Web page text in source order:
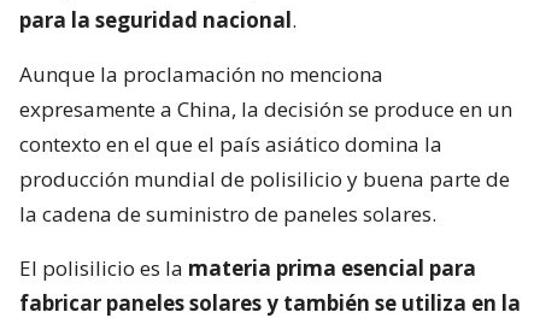
para la seguridad nacional.
Aunque la proclamación no menciona
expresamente a China, la decisión se produce en un
contexto en el que el país asiático domina la
producción mundial de polisilicio y buena parte de
la cadena de suministro de paneles solares.
El polisilicio es la materia prima esencial para
fabricar paneles solares y también se utiliza en la